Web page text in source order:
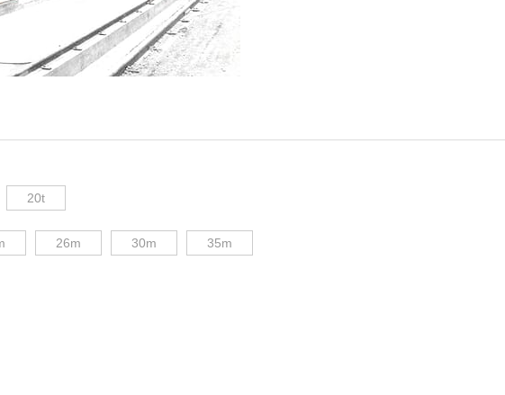
20t
26m 30m 35m